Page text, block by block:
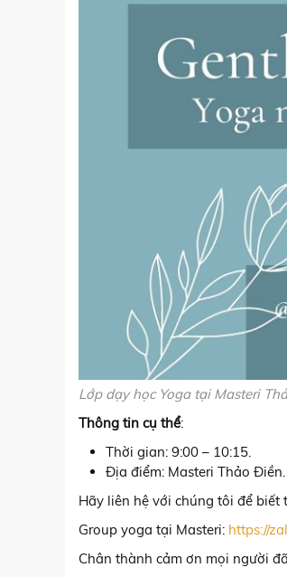
Lớp dạy học Yoga tại Masteri
Thông tin cụ thể:
Thời gian: 9:00 – 10:15.
Địa điểm: Masteri Thảo Điền.
Hãy liên hệ với chúng tôi để
Group yoga tại Masteri: https://
Chân thành cảm ơn mọi người